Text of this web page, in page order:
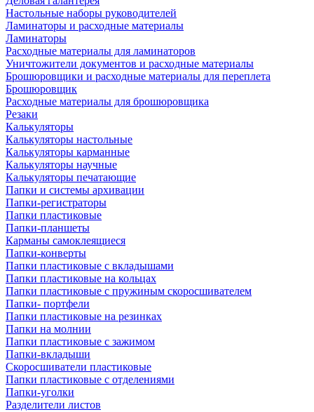
Настольные наборы руководителей
Ламинаторы и расходные материалы
Ламинаторы
Расходные материалы для ламинаторов
Уничтожители документов и расходные материалы
Брошюровщики и расходные материалы для переплета
Брошюровщик
Расходные материалы для брошюровщика
Резаки
Калькуляторы
Калькуляторы настольные
Калькуляторы карманные
Калькуляторы научные
Калькуляторы печатающие
Папки и системы архивации
Папки-регистраторы
Папки пластиковые
Папки-планшеты
Карманы самоклеящиеся
Папки-конверты
Папки пластиковые с вкладышами
Папки пластиковые на кольцах
Папки пластиковые с пружиным скоросшивателем
Папки- портфели
Папки пластиковые на резинках
Папки на молнии
Папки пластиковые с зажимом
Папки-вкладыши
Скоросшиватели пластиковые
Папки пластиковые с отделениями
Папки-уголки
Разделители листов